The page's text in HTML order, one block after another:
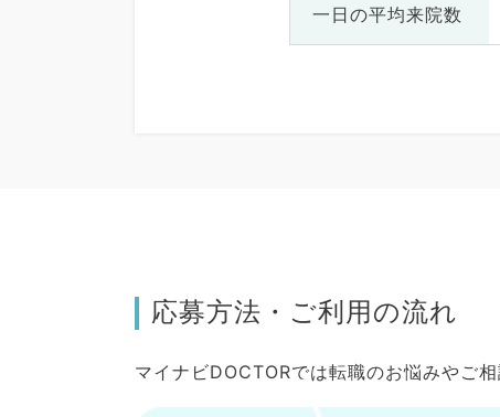
一日の平均来院数
応募方法・ご利用の流れ
マイナビDOCTORでは転職のお悩みやご